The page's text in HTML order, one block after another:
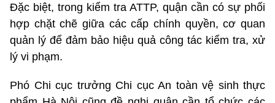
Đặc biệt, trong kiểm tra ATTP, quận cần có sự phối
hợp chặt chẽ giữa các cấp chính quyền, cơ quan
quản lý để đảm bảo hiệu quả công tác kiểm tra, xử
lý vi phạm.
Phó Chi cục trưởng Chi cục An toàn vệ sinh thực